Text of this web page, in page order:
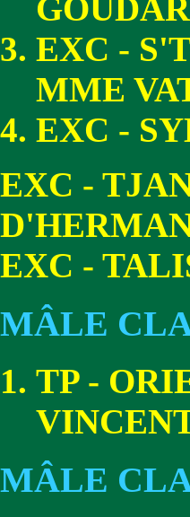
EXC -
MME
EXC -
EXC -
EXC -
MÂLE
TP -
MÂLE